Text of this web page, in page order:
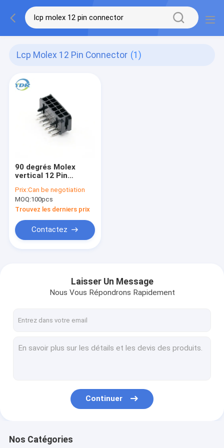
Lcp Molex 12 Pin Connector (1)
90 degrés Molex
vertical 12 Pin
Plated Material
Prix:Can be negotiation
MOQ:100pcs
Trouvez les derniers prix
Contactez
Laisser Un Message
Nous Vous Répondrons Rapidement
Continuer
Nos Catégories